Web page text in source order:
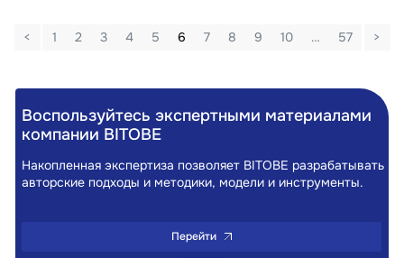
< 1 2 3 4 5 6 7 8 9 10 … 57 >
Воспользуйтесь экспертными материалами
компании BITOBE
Накопленная экспертиза позволяет BITOBE разрабатывать
авторские подходы и методики, модели и инструменты.
Перейти